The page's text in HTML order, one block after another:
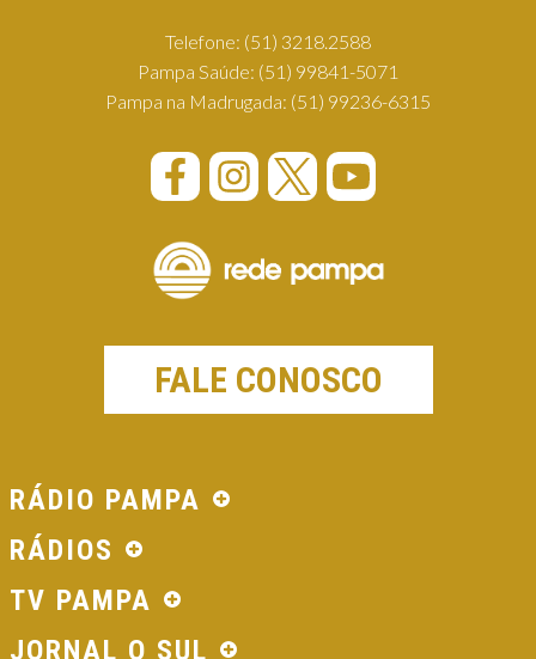
Telefone: (51) 3218.2588
Pampa Saúde: (51) 99841-5071
Pampa na Madrugada: (51) 99236-6315
FALE CONOSCO
RÁDIO PAMPA
RÁDIOS
TV PAMPA
JORNAL O SUL